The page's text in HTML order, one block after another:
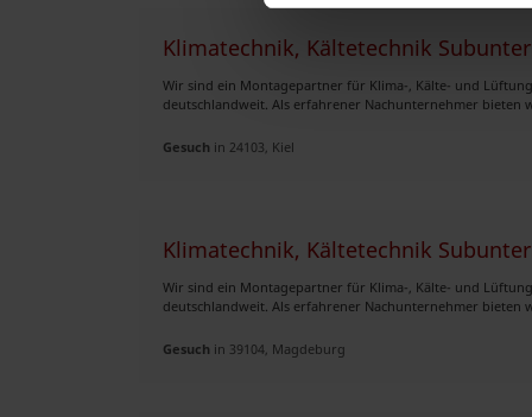
Klimatechnik, Kältetechnik
Wir sind ein Montagepartner für Klima-, Kälte- und
deutschlandweit. Als erfahrener Nachunternehmer bieten
Gesuch in 24103, Kiel
Klimatechnik, Kältetechnik
Wir sind ein Montagepartner für Klima-, Kälte- und
deutschlandweit. Als erfahrener Nachunternehmer bieten
Gesuch in 39104, Magdeburg